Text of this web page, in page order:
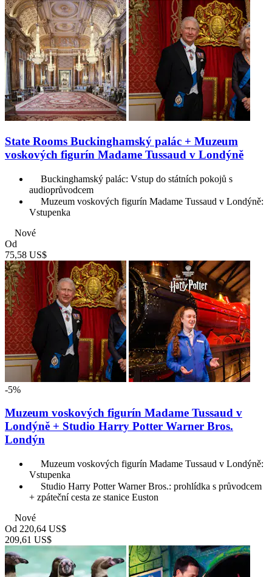
State Rooms Buckinghamský palác + Muzeum
voskových figurín Madame Tussaud v Londýně
Buckinghamský palác: Vstup do státních pokojů s
audioprůvodcem
Muzeum voskových figurín Madame Tussaud v Londýně:
Vstupenka
Nové
Od
75,58 US$
-5%
Muzeum voskových figurín Madame Tussaud v
Londýně + Studio Harry Potter Warner Bros.
Londýn
Muzeum voskových figurín Madame Tussaud v Londýně:
Vstupenka
Studio Harry Potter Warner Bros.: prohlídka s průvodcem
+ zpáteční cesta ze stanice Euston
Nové
Od 220,64 US$
209,61 US$